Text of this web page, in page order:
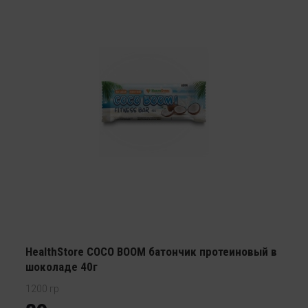
HealthStore COCO BOOM батончик протеиновый в
шоколаде 40г
1200 гр